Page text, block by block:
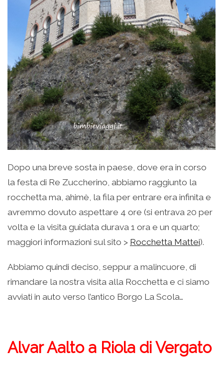
Dopo una breve sosta in paese, dove era in corso
la festa di Re Zuccherino, abbiamo raggiunto la
rocchetta ma, ahimè, la fila per entrare era infinita e
avremmo dovuto aspettare 4 ore (si entrava 20 per
volta e la visita guidata durava 1 ora e un quarto;
maggiori informazioni sul sito > Rocchetta Mattei).
Abbiamo quindi deciso, seppur a malincuore, di
rimandare la nostra visita alla Rocchetta e ci siamo
avviati in auto verso l’antico Borgo La Scola…
Alvar Aalto a Riola di Vergato